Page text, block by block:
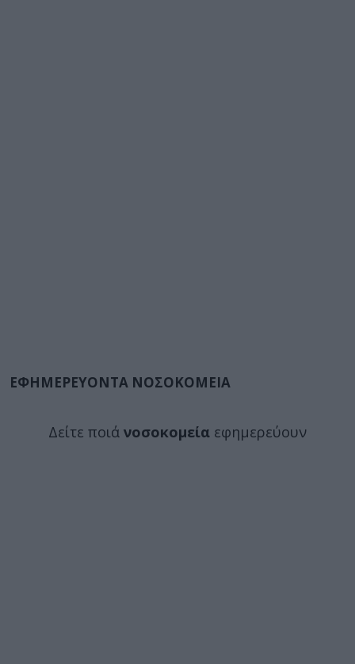
ΕΦΗΜΕΡΕΥΟΝΤΑ ΝΟΣΟΚΟΜΕΙΑ
Δείτε ποιά νοσοκομεία εφημερεύουν